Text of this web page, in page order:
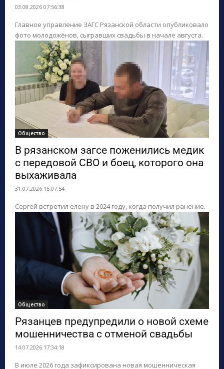
03.08.2026 07:56:38
Главное управление ЗАГС Рязанской области опубликовало
фото молодожёнов, сыгравших свадьбы в начале августа.
Общество
В рязанском загсе поженились медик
с передовой СВО и боец, которого она
выхаживала
31.07.2026 15:07:54
Сергей встретил елену в 2024 году, когда получил ранение.
Общество
Рязанцев предупредили о новой схеме
мошенничества с отменой свадьбы
14.07.2026 17:34:18
В июле 2026 года зафиксирована новая мошенническая